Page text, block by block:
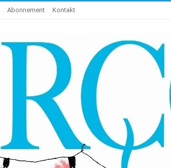
Abonnement Kontakt